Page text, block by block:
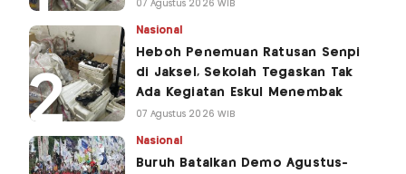
07 Agustus 2026 WIB
Nasional
Heboh Penemuan Ratusan Senpi
di Jaksel, Sekolah Tegaskan Tak
Ada Kegiatan Eskul Menembak
07 Agustus 2026 WIB
Nasional
Buruh Batalkan Demo Agustus-